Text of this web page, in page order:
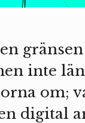
inte
om;
digital